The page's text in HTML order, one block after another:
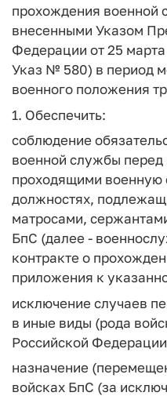
прохождения военной
внесенными Указом
Федерации от 25
Указ № 580) в период
военного положения
1. Обеспечить:
соблюдение
военной службы
проходящими военную
должностях,
матросами,
БпС (далее -
контракте о
приложения к
исключение случаев
в иные виды (рода
Российской Федерации
назначение
войсках БпС (за